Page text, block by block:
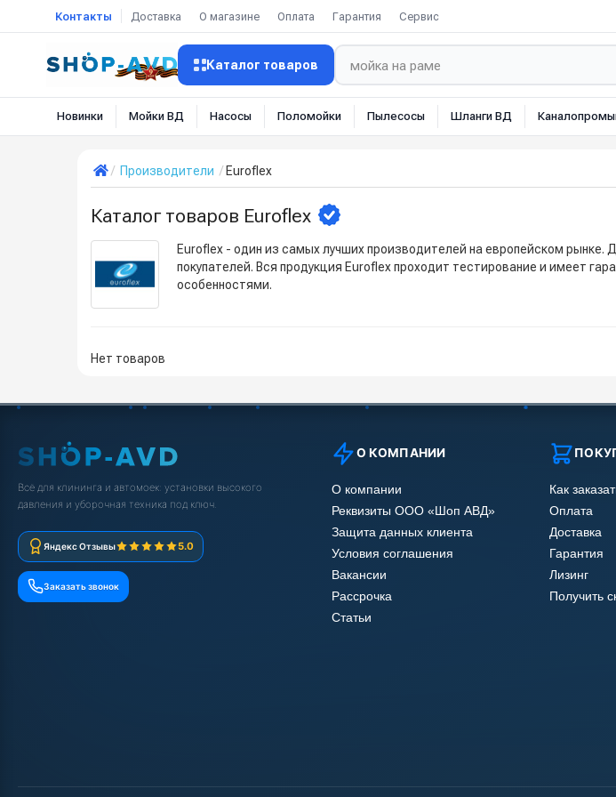
Контакты Доставка О магазине Оплата Гарантия Сервис
Каталог товаров
Новинки Мойки ВД Насосы Поломойки Пылесосы Шланги ВД
Производители Euroflex
Каталог товаров Euroflex
Euroflex - один из самых лучших производителей на европейском
покупателей. Вся продукция Euroflex проходит тестирование и имеет
особенностями.
Нет товаров
Всё для клининга и автомоек: установки высокого
давления и уборочная техника под ключ.
Яндекс Отзывы 5.0
Заказать звонок
О КОМПАНИИ
О компании
Реквизиты ООО «Шоп АВД»
Защита данных клиента
Условия соглашения
Вакансии
Рассрочка
Статьи
Как
Оплата
Доставка
Гарантия
Лизинг
Получить